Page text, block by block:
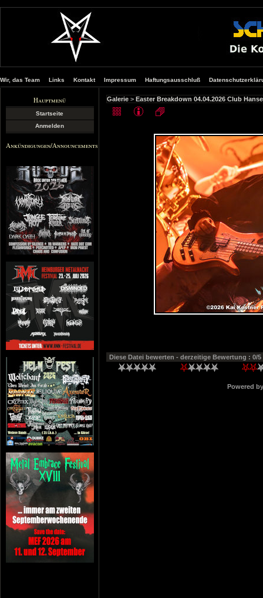
Wir, das Team Links Kontakt Impressum Haftungsausschluß
Hauptmenü
Startseite
Anmelden
Ankündigungen/Announcements
Galerie > Easter Breakdown 04.04.2026 Club
Diese Datei bewerten - derzeitige Bewertung : 0/
Powered